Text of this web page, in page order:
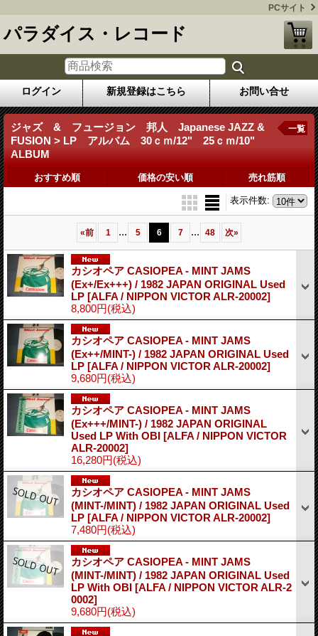
PCサイト
パラダイス・レコード
ログイン 新規登録はこちら お問い合せ
ジャズ & フュージョン 邦人 Japanese JAZZ &
FUSION > LP アルバム 30ｃｍ/12" 25ｃｍ/10"
ALBUM
一覧
おすすめ順 価格の安い順 売れ筋順
表示件数:
«前 1 ... 5 6 7 ... 48 次»
カシオペア CASIOPEA - MINT JAMS
(Ex+/Ex+++) / 1982 JAPAN ORIGINAL Used
LP [ALFA / NIPPON VICTOR ALR-20002]
8,800円(税込)
カシオペア CASIOPEA - MINT JAMS
(Ex++/MINT-) / 1982 JAPAN ORIGINAL Used
LP [ALFA / NIPPON VICTOR ALR-20002]
9,680円(税込)
カシオペア CASIOPEA - MINT JAMS
(Ex+++/MINT-) / 1982 JAPAN ORIGINAL
Used LP With OBI [ALFA / NIPPON VICTOR
ALR-20002]
16,280円(税込)
カシオペア CASIOPEA - MINT JAMS
(MINT-/MINT) / 1982 JAPAN ORIGINAL Used
LP [ALFA / NIPPON VICTOR ALR-20002]
7,480円(税込)
カシオペア CASIOPEA - MINT JAMS
(MINT-/MINT) / 1982 JAPAN ORIGINAL Used
LP With OBI [ALFA / NIPPON VICTOR ALR-2
0002]
9,680円(税込)